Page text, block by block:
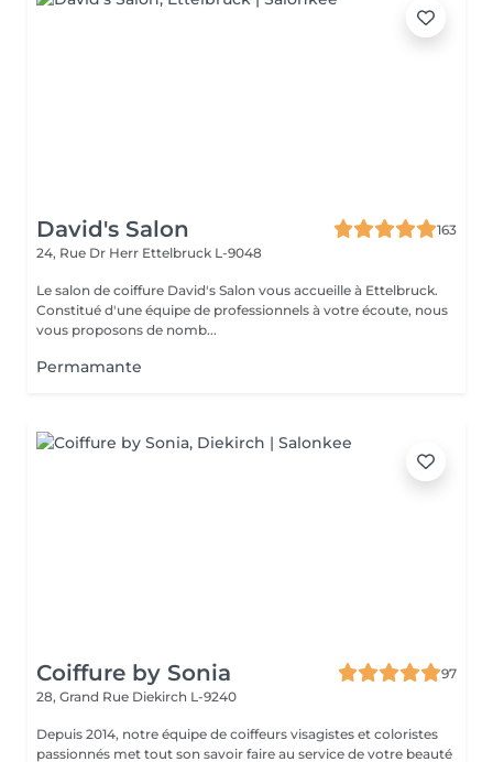
David's Salon
163
24, Rue Dr Herr Ettelbruck L-9048
Le salon de coiffure David's Salon vous accueille à Ettelbruck.
Constitué d'une équipe de professionnels à votre écoute, nous
vous proposons de nomb...
Permamante
Coiffure by Sonia
97
28, Grand Rue Diekirch L-9240
Depuis 2014, notre équipe de coiffeurs visagistes et coloristes
passionnés met tout son savoir faire au service de votre beauté